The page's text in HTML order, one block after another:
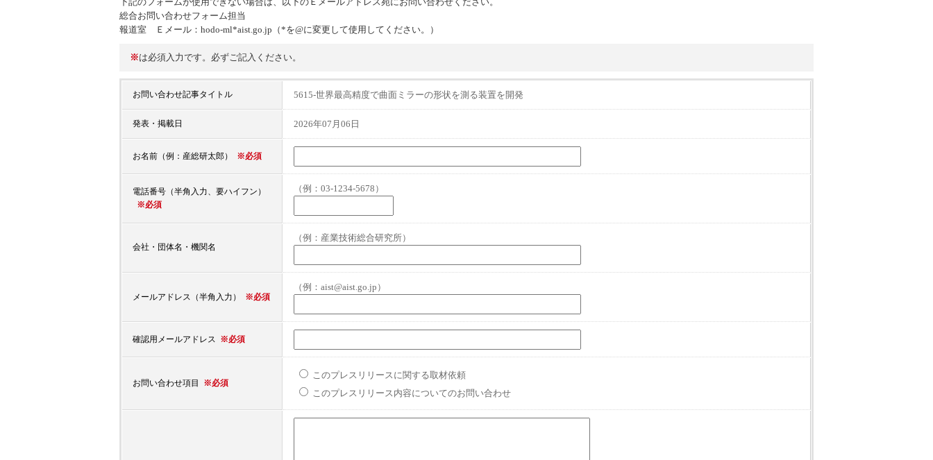
総合お問い合わせフォーム担当
報道室 Ｅメール：hodo-ml*aist.go.jp（*を@に変更して使用してください。）
※は必須入力です。必ずご記入ください。
お問い合わせ記事タイトル 5615-世界最高精度で曲面ミラーの形状を測る装置を開発
発表・掲載日 2026年07月06日
お名前（例：産総研太郎） ※必須
電話番号（半角入力、要ハイフン）
※必須
（例：03-1234-5678）
会社・団体名・機関名
（例：産業技術総合研究所）
メールアドレス（半角入力） ※必須
（例：aist@aist.go.jp）
確認用メールアドレス ※必須
お問い合わせ項目 ※必須
このプレスリリースに関する取材依頼
このプレスリリース内容についてのお問い合わせ